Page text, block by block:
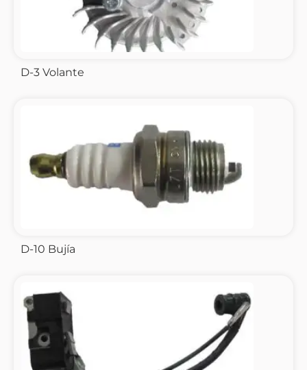
D-3 Volante
D-10 Bujía